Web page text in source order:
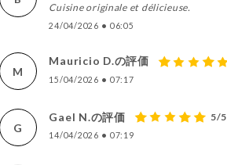
Cuisine originale et délicieuse.
24/04/2026 • 06:05
M
Mauricio D.の評価
15/04/2026 • 07:17
G
Gael N.の評価 5/5
14/04/2026 • 07:19